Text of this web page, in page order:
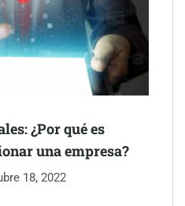
profesional con
y talento
¿Por qué es
una empresa?
18, 2022